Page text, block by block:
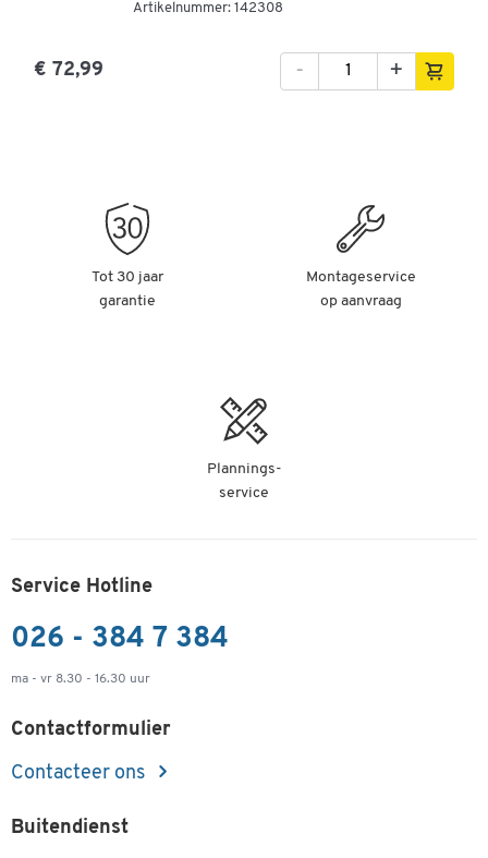
Artikelnummer: 142308
€ 72,99 +
-
Tot 30 jaar
garantie
Montageservice
op aanvraag
Plannings-
service
Service Hotline
026 - 384 7 384
ma - vr 8.30 - 16.30 uur
Contactformulier
Contacteer ons
Buitendienst